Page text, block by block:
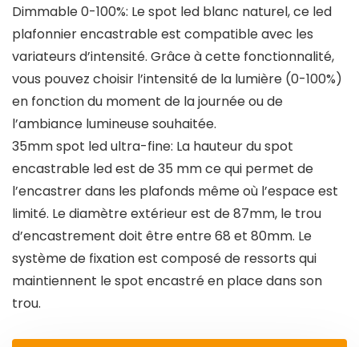
Dimmable 0-100%: Le spot led blanc naturel, ce led
plafonnier encastrable est compatible avec les
variateurs d’intensité. Grâce à cette fonctionnalité,
vous pouvez choisir l’intensité de la lumière (0-100%)
en fonction du moment de la journée ou de
l’ambiance lumineuse souhaitée.
35mm spot led ultra-fine: La hauteur du spot
encastrable led est de 35 mm ce qui permet de
l’encastrer dans les plafonds même où l’espace est
limité. Le diamètre extérieur est de 87mm, le trou
d’encastrement doit être entre 68 et 80mm. Le
système de fixation est composé de ressorts qui
maintiennent le spot encastré en place dans son
trou.